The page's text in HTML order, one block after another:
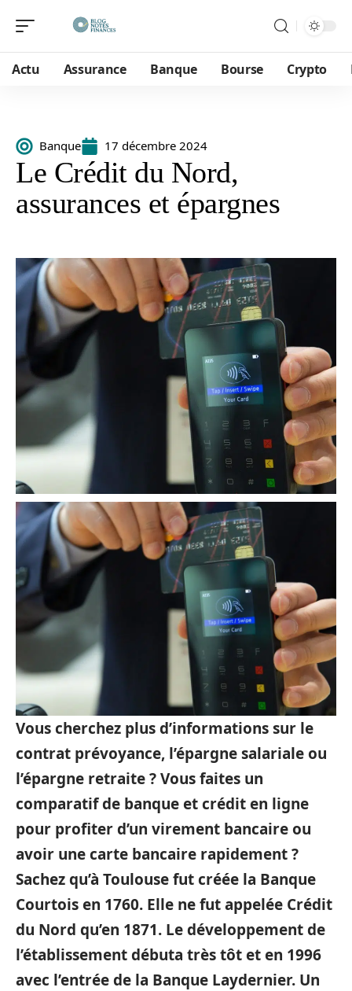
Actu Assurance Banque Bourse Crypto
Banque 17 décembre 2024
Le Crédit du Nord,
assurances et épargnes
Vous cherchez plus d’informations sur le
contrat prévoyance, l’épargne salariale ou
l’épargne retraite ? Vous faites un
comparatif de banque et crédit en ligne
pour profiter d’un virement bancaire ou
avoir une carte bancaire rapidement ?
Sachez qu’à Toulouse fut créée la Banque
Courtois en 1760. Elle ne fut appelée Crédit
du Nord qu’en 1871. Le développement de
l’établissement débuta très tôt et en 1996
avec l’entrée de la Banque Laydernier. Un